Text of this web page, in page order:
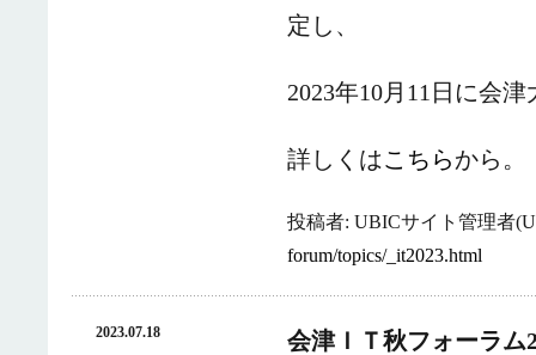
定し、
2023年10月11日に会
詳しくはこちらから。
投稿者: UBICサイト管理者
forum/topics/_it2023.html
2023.07.18 会津ＩＴ秋フォーラム